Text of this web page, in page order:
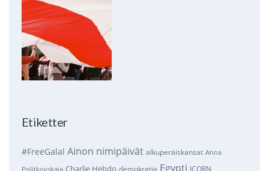
Etiketter
#FreeGalal Ainon nimipäivät alkuperäiskansat Anna
Politkovskaja Charlie Hebdo demokratia Egypti ICORN